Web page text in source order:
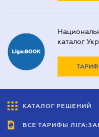
каталог
КАТАЛОГ РЕШЕНИЙ
ВСЕ ТАРИФЫ